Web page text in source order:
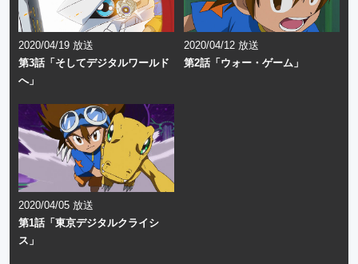
2020/04/19 放送
第3話「そしてデジタルワールド
へ」
2020/04/12 放送
第2話「ウォー・ゲーム」
2020/04/05 放送
第1話「東京デジタルクライシ
ス」